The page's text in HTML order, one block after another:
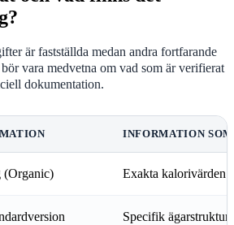
är fastställda medan andra fortfarande
vara medvetna om vad som är verifierat
dokumentation.
INFORMATION
(Organic) Exakta kalorivärden
Specifik